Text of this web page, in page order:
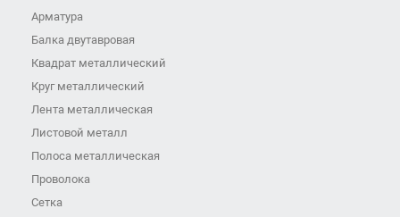
Арматура
Балка двутавровая
Квадрат металлический
Круг металлический
Лента металлическая
Листовой металл
Полоса металлическая
Проволока
Сетка